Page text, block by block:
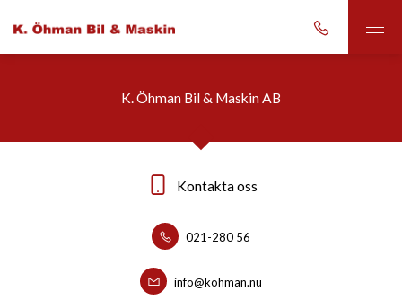
K. Öhman Bil & Maskin AB
Kontakta oss
021-280 56
info@kohman.nu